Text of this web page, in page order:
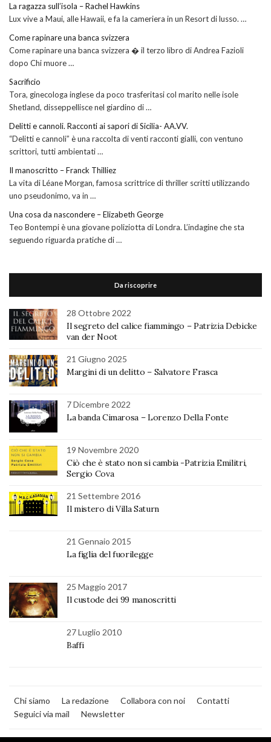
La ragazza sull’isola – Rachel Hawkins
Lux vive a Maui, alle Hawaii, e fa la cameriera in un Resort di lusso. …
Come rapinare una banca svizzera
Come rapinare una banca svizzera � il terzo libro di Andrea Fazioli
dopo Chi muore …
Sacrificio
Tora, ginecologa inglese da poco trasferitasi col marito nelle isole
Shetland, disseppellisce nel giardino di …
Delitti e cannoli. Racconti ai sapori di Sicilia- AA.VV.
“Delitti e cannoli” è una raccolta di venti racconti gialli, con ventuno
scrittori, tutti ambientati …
Il manoscritto – Franck Thilliez
La vita di Léane Morgan, famosa scrittrice di thriller scritti utilizzando
uno pseudonimo, va in …
Una cosa da nascondere – Elizabeth George
Teo Bontempi è una giovane poliziotta di Londra. L’indagine che sta
seguendo riguarda pratiche di …
Da riscoprire
28 Ottobre 2022
Il segreto del calice fiammingo – Patrizia Debicke
van der Noot
21 Giugno 2025
Margini di un delitto – Salvatore Frasca
7 Dicembre 2022
La banda Cimarosa – Lorenzo Della Fonte
19 Novembre 2020
Ciò che è stato non si cambia -Patrizia Emilitri,
Sergio Cova
21 Settembre 2016
Il mistero di Villa Saturn
21 Gennaio 2015
La figlia del fuorilegge
25 Maggio 2017
Il custode dei 99 manoscritti
27 Luglio 2010
Baffi
Chi siamo La redazione Collabora con noi
Contatti
Seguici via mail
Newsletter